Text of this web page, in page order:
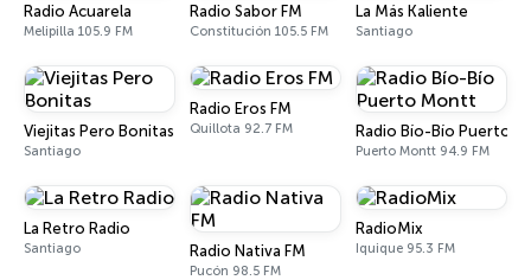
Radio Acuarela
Melipilla 105.9 FM
Radio Sabor FM
Constitución 105.5 FM
La Más Kaliente
Santiago
Viejitas Pero Bonitas
Santiago
Radio Eros FM
Quillota 92.7 FM Radio Bío-Bío Puerto
Puerto Montt 94.9 FM
La Retro Radio
Santiago Radio Nativa FM
Pucón 98.5 FM
RadioMix
Iquique 95.3 FM